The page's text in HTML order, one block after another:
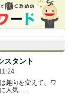
スタント
趣向を変えて、ワ
人気.....